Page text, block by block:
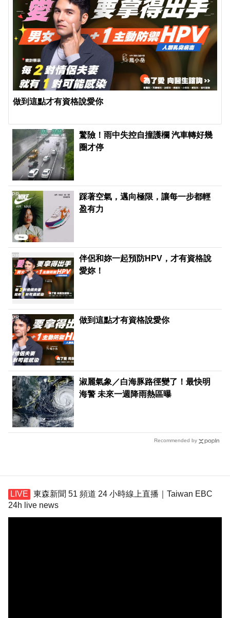
做到這點才有資格說愛你
驚險！雨中失控自撞護欄 汽車轉好幾
圈才停
踩著空氣，邁向極限，讓每一步都輕
盈有力
PR
伴侶和妳一起預防HPV，才有資格說
愛妳！
PR
做到這點才有資格說愛你
PR
淑麗氣象／白海豚路徑變了！最快明
海警 未來一週降雨熱區曝
Recommended by
東森新聞 51 頻道 24 小時線上直播｜Taiwan EBC
24h live news